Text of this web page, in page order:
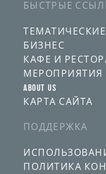
БЫСТРЫЕ
БИЗНЕС
КАФЕ И
МЕРОПРИЯТИЯ
ABOUT US
КАРТА САЙТА
ПОДДЕРЖКА
ПОЛИТИКА